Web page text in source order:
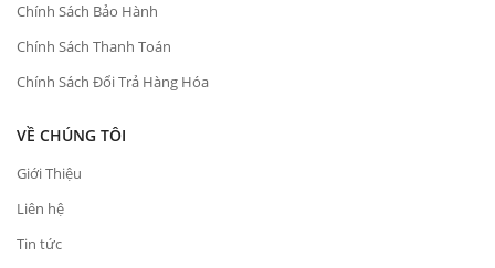
Chính Sách Bảo Hành
Chính Sách Thanh Toán
Chính Sách Đổi Trả Hàng Hóa
VỀ CHÚNG TÔI
Giới Thiệu
Liên hệ
Tin tức